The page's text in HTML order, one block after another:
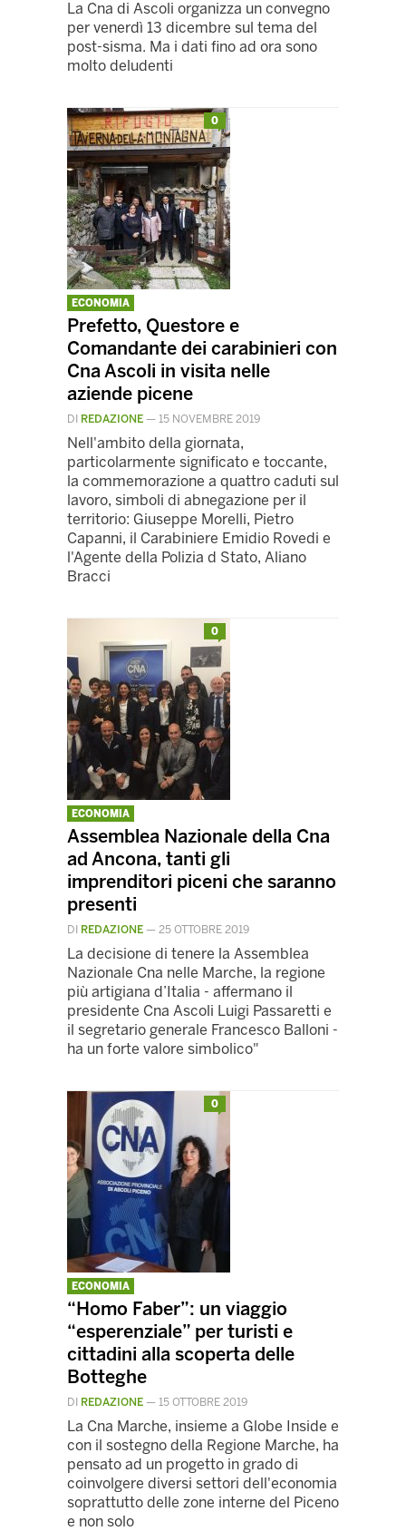
La Cna di Ascoli organizza un convegno
per venerdì 13 dicembre sul tema del
post-sisma. Ma i dati fino ad ora sono
molto deludenti
0
ECONOMIA
Prefetto, Questore e
Comandante dei carabinieri con
Cna Ascoli in visita nelle
aziende picene
DI REDAZIONE — 15 NOVEMBRE 2019
Nell'ambito della giornata,
particolarmente significato e toccante,
la commemorazione a quattro caduti sul
lavoro, simboli di abnegazione per il
territorio: Giuseppe Morelli, Pietro
Capanni, il Carabiniere Emidio Rovedi e
l'Agente della Polizia d Stato, Aliano
Bracci
0
ECONOMIA
Assemblea Nazionale della Cna
ad Ancona, tanti gli
imprenditori piceni che saranno
presenti
DI REDAZIONE — 25 OTTOBRE 2019
La decisione di tenere la Assemblea
Nazionale Cna nelle Marche, la regione
più artigiana d’Italia - affermano il
presidente Cna Ascoli Luigi Passaretti e
il segretario generale Francesco Balloni -
ha un forte valore simbolico"
0
ECONOMIA
“Homo Faber”: un viaggio
“esperenziale” per turisti e
cittadini alla scoperta delle
Botteghe
DI REDAZIONE — 15 OTTOBRE 2019
La Cna Marche, insieme a Globe Inside e
con il sostegno della Regione Marche, ha
pensato ad un progetto in grado di
coinvolgere diversi settori dell'economia
soprattutto delle zone interne del Piceno
e non solo